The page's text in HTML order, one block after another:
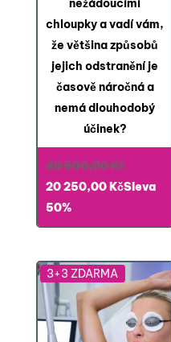
nežádoucími
chloupky a vadí vám,
že většina způsobů
jejich odstranění je
časově náročná a
nemá dlouhodobý
účinek?
40 500,00KčPůvodní
cena
40
20 250,00KčAktuální
je:
Sleva
50%
3+3 ZDARMA